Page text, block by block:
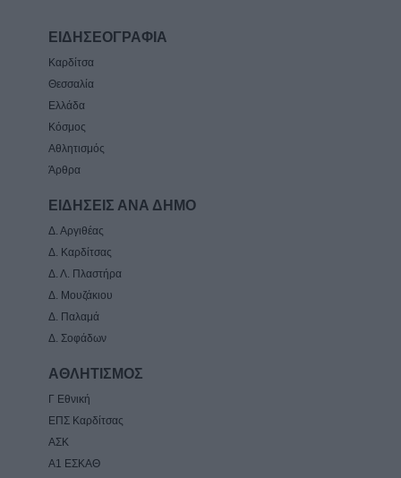
ΕΙΔΗΣΕΟΓΡΑΦΙΑ
Καρδίτσα
Θεσσαλία
Ελλάδα
Κόσμος
Αθλητισμός
Άρθρα
ΕΙΔΗΣΕΙΣ ΑΝΑ ΔΗΜΟ
Δ. Αργιθέας
Δ. Καρδίτσας
Δ. Λ. Πλαστήρα
Δ. Μουζάκιου
Δ. Παλαμά
Δ. Σοφάδων
ΑΘΛΗΤΙΣΜΟΣ
Γ Εθνική
ΕΠΣ Καρδίτσας
ΑΣΚ
Α1 ΕΣΚΑΘ